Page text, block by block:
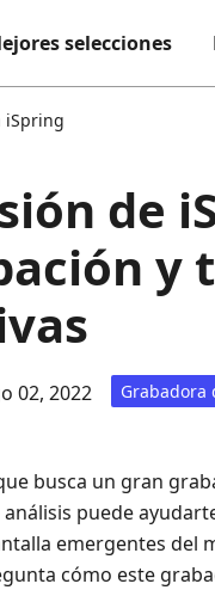
selecciones
iSpring
de
y
02, 2022 Grabadora
busca un gran
puede
emergentes del
cómo este